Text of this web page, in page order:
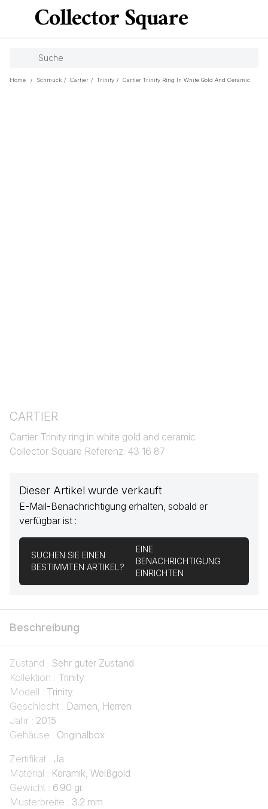
Home / Schmuck / Cartier / Trinity / Cartier Trinity Ring In White Gold And Ceramic
CARTIER
Cartier Trinity ring in white gold and ceramic
Collector Square Referenz: 43 16 87
Dieser Artikel wurde verkauft
E-Mail-Benachrichtigung erhalten, sobald er
verfügbar ist :
SUCHEN SIE EINEN
BESTIMMTEN ARTIKEL?
EINE
BENACHRICHTIGUNG
EINRICHTEN
Beschreibung
Zustand : Sehr guter Zustand
Kollektion : Trinity
Modell : Trinity
Geschlecht : Damen, Herren
Jahr : 2015
Gehäuse : Originalbox
Zertifikat : Ja
Material : Keramik, Weißgold
Gewicht : 6.90 gr.
Musterbreite : 3.2 mm